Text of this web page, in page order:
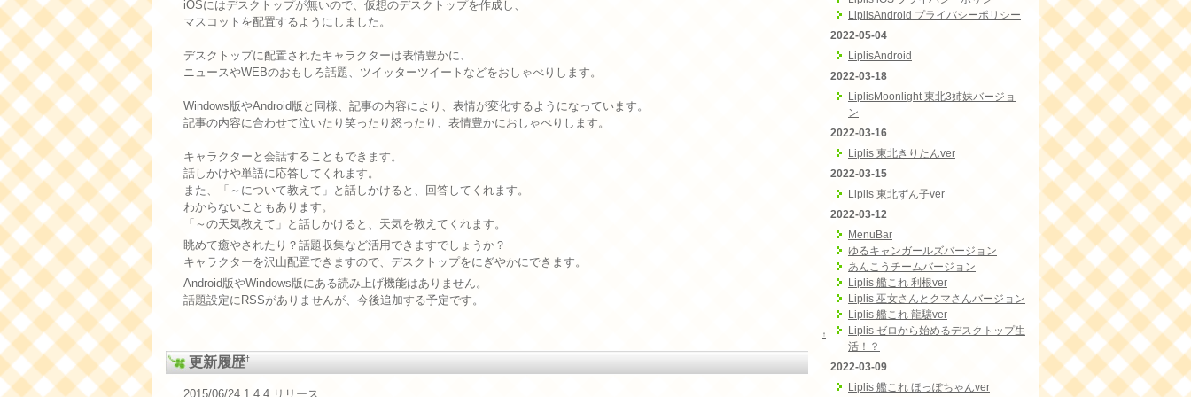
iOSにはデスクトップが無いので、仮想のデスクトップを作成し、
マスコットを配置するようにしました。
デスクトップに配置されたキャラクターは表情豊かに、
ニュースやWEBのおもしろ話題、ツイッターツイートなどをおしゃべりします。
Windows版やAndroid版と同様、記事の内容により、表情が変化するようになっています。
記事の内容に合わせて泣いたり笑ったり怒ったり、表情豊かにおしゃべりします。
キャラクターと会話することもできます。
話しかけや単語に応答してくれます。
また、「～について教えて」と話しかけると、回答してくれます。
わからないこともあります。
「～の天気教えて」と話しかけると、天気を教えてくれます。
眺めて癒やされたり？話題収集など活用できますでしょうか？
キャラクターを沢山配置できますので、デスクトップをにぎやかにできます。
Android版やWindows版にある読み上げ機能はありません。
話題設定にRSSがありませんが、今後追加する予定です。
↑
更新履歴†
2015/06/24 1.4.4 リリース
LiplisAndroid プライバシーポリシー
2022-05-04
LiplisAndroid
2022-03-18
LiplisMoonlight 東北3姉妹バージョ
ン
2022-03-16
Liplis 東北きりたんver
2022-03-15
Liplis 東北ずん子ver
2022-03-12
MenuBar
ゆるキャンガールズバージョン
あんこうチームバージョン
Liplis 艦これ 利根ver
Liplis 巫女さんとクマさんバージョン
Liplis 艦これ 龍驤ver
Liplis ゼロから始めるデスクトップ生
活！？
2022-03-09
Liplis 艦これ ほっぽちゃんver